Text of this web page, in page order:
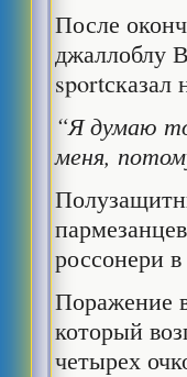
После
джаллоблу
sportсказал
“Я думаю
меня,
россонери в
Поражение
который
четырех